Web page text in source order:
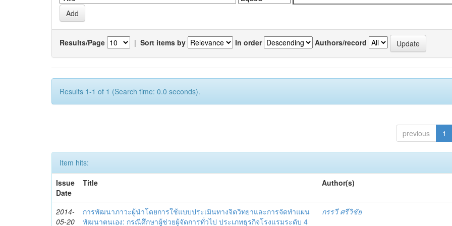
Results/Page | Sort items by In order Authors/record
Results 1-1 of 1 (Search time: 0.0 seconds).
previous 1
Item hits:
Issue
Date
Title Author(s)
2014-
05-20
การพัฒนาภาวะผู้นำโดยการใช้แบบประเมินทางจิตวิทยาและการจัดทำแผน
พัฒนาตนเอง: กรณีศึกษาผู้ช่วยผู้จัดการทั่วไป ประเภทธุรกิจโรงแรมระดับ 4
กรรวี ศรีวิชัย